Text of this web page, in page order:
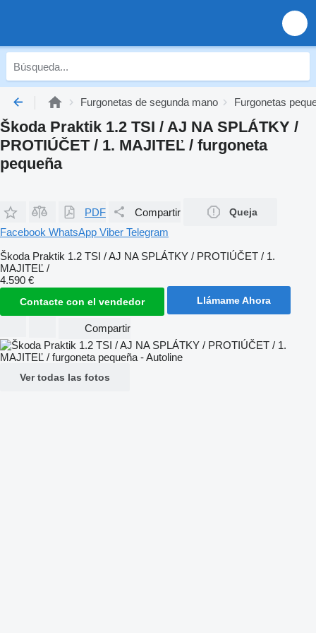
Furgonetas de segunda mano Furgonetas
Škoda Praktik 1.2 TSI / AJ NA SPLÁTKY /
PROTIÚČET / 1. MAJITEĽ / furgoneta
pequeña
PDF Compartir Queja
Facebook WhatsApp Viber Telegram
Škoda Praktik 1.2 TSI / AJ NA SPLÁTKY / PROTIÚČET / 1.
MAJITEĽ /
4.590 €
Contacte con el vendedor Llámame Ahora
Compartir
Ver todas las fotos